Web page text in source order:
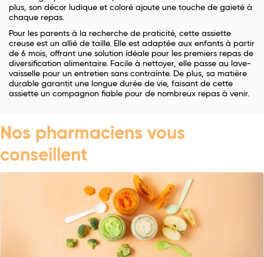
plus, son décor ludique et coloré ajoute une touche de gaieté à
chaque repas.
Pour les parents à la recherche de praticité, cette assiette
creuse est un allié de taille. Elle est adaptée aux enfants à partir
de 6 mois, offrant une solution idéale pour les premiers repas de
diversification alimentaire. Facile à nettoyer, elle passe au lave-
vaisselle pour un entretien sans contrainte. De plus, sa matière
durable garantit une longue durée de vie, faisant de cette
assiette un compagnon fiable pour de nombreux repas à venir.
Nos pharmaciens vous
conseillent